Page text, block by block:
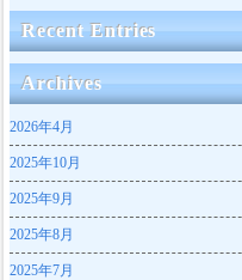
Recent Entries
Archives
2026年4月
2025年10月
2025年9月
2025年8月
2025年7月